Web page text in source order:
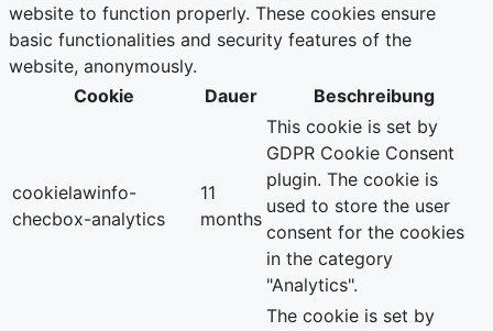
website to function properly. These cookies ensure
basic functionalities and security features of the
website, anonymously.
Cookie
Dauer Beschreibung
cookielawinfo-
checbox-analytics
11
months
This cookie is set by
GDPR Cookie Consent
plugin. The cookie is
used to store the user
consent for the cookies
in the category
"Analytics".
The cookie is set by